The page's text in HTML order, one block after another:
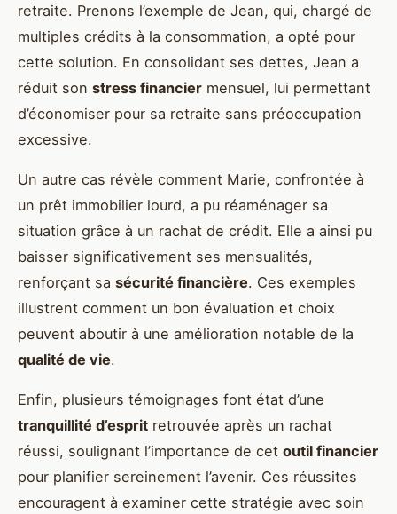
retraite. Prenons l’exemple de Jean, qui, chargé de
multiples crédits à la consommation, a opté pour
cette solution. En consolidant ses dettes, Jean a
réduit son stress financier mensuel, lui permettant
d’économiser pour sa retraite sans préoccupation
excessive.
Un autre cas révèle comment Marie, confrontée à
un prêt immobilier lourd, a pu réaménager sa
situation grâce à un rachat de crédit. Elle a ainsi pu
baisser significativement ses mensualités,
renforçant sa sécurité financière. Ces exemples
illustrent comment un bon évaluation et choix
peuvent aboutir à une amélioration notable de la
qualité de vie.
Enfin, plusieurs témoignages font état d’une
tranquillité d’esprit retrouvée après un rachat
réussi, soulignant l’importance de cet outil financier
pour planifier sereinement l’avenir. Ces réussites
encouragent à examiner cette stratégie avec soin